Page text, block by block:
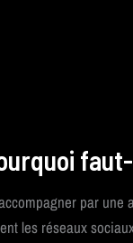
par
les réseaux